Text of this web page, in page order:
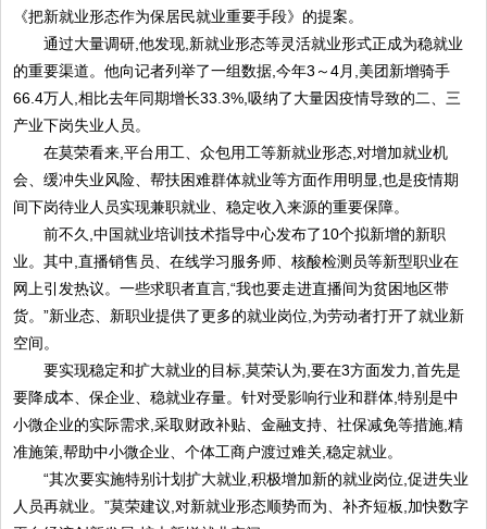
《把新就业形态作为保居民就业重要手段》的提案。
通过大量调研,他发现,新就业形态等灵活就业形式正成为稳就业
的重要渠道。他向记者列举了一组数据,今年3～4月,美团新增骑手
66.4万人,相比去年同期增长33.3%,吸纳了大量因疫情导致的二、三
产业下岗失业人员。
在莫荣看来,平台用工、众包用工等新就业形态,对增加就业机
会、缓冲失业风险、帮扶困难群体就业等方面作用明显,也是疫情期
间下岗待业人员实现兼职就业、稳定收入来源的重要保障。
前不久,中国就业培训技术指导中心发布了10个拟新增的新职
业。其中,直播销售员、在线学习服务师、核酸检测员等新型职业在
网上引发热议。一些求职者直言,“我也要走进直播间为贫困地区带
货。”新业态、新职业提供了更多的就业岗位,为劳动者打开了就业新
空间。
要实现稳定和扩大就业的目标,莫荣认为,要在3方面发力,首先是
要降成本、保企业、稳就业存量。针对受影响行业和群体,特别是中
小微企业的实际需求,采取财政补贴、金融支持、社保减免等措施,精
准施策,帮助中小微企业、个体工商户渡过难关,稳定就业。
“其次要实施特别计划扩大就业,积极增加新的就业岗位,促进失业
人员再就业。”莫荣建议,对新就业形态顺势而为、补齐短板,加快数字